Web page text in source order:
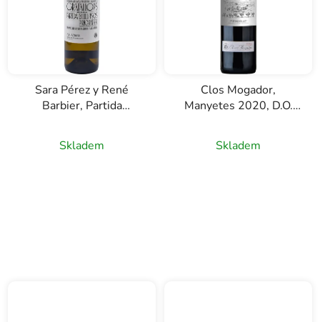
Sara Pérez y René
Barbier, Partida
Priorat, bílé víno, 0,75l
Skladem
Clos Mogador,
Manyetes 2020, D.O.
0,75l
Skladem